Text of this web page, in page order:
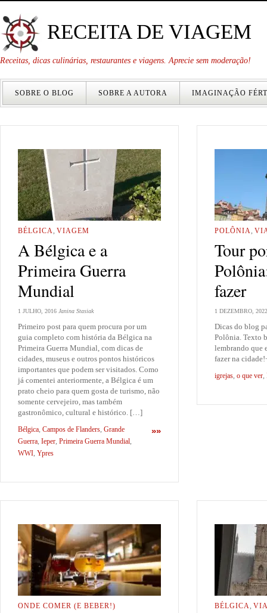
RECEITA DE VIAGEM
Receitas, dicas culinárias, restaurantes e viagens. Aprecie sem moderação!
SOBRE O BLOG SOBRE A AUTORA IMAGINAÇÃO
BÉLGICA, VIAGEM
A Bélgica e a
Primeira Guerra
Mundial
1 JULHO, 2016 Janina Stasiak
Primeiro post para quem procura por um
guia completo com história da Bélgica na
Primeira Guerra Mundial, com dicas de
cidades, museus e outros pontos históricos
importantes que podem ser visitados. Como
já comentei anteriormente, a Bélgica é um
prato cheio para quem gosta de turismo, não
somente cervejeiro, mas também
gastronômico, cultural e histórico. […]
»»
Bélgica, Campos de Flanders, Grande
Guerra, Ieper, Primeira Guerra Mundial,
WWI, Ypres
POLÔNIA,
Tour
fazer
1 DEZEMBRO, 2022
Dicas do blog
Polônia. Texto
lembrando que
fazer na
igrejas, o que ver,
ONDE COMER (E BEBER!) BÉLGICA,